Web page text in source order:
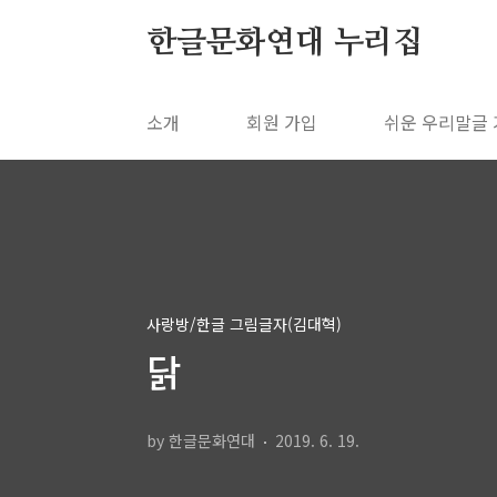
한글문화연대 누리집
소개 회원 가입 쉬운 우리말글
사랑방/한글 그림글자(김대혁)
닭
by 한글문화연대 2019. 6. 19.